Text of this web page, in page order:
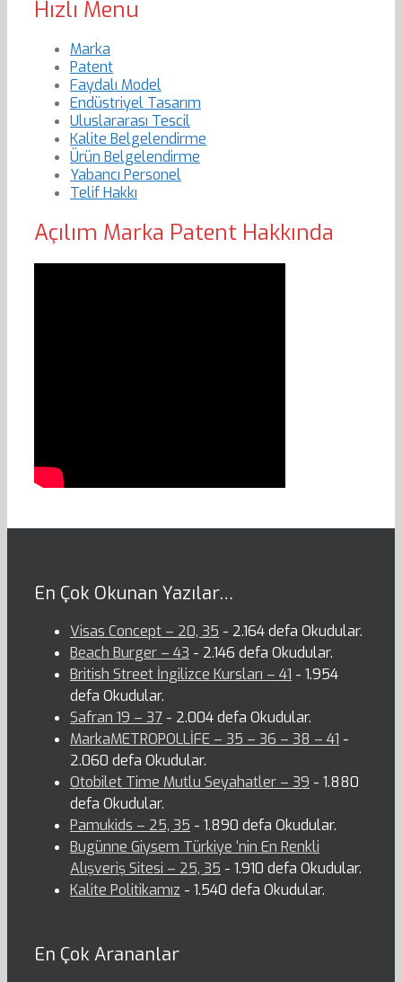
Hızlı Menu
Marka
Patent
Faydalı Model
Endüstriyel Tasarım
Uluslararası Tescil
Kalite Belgelendirme
Ürün Belgelendirme
Yabancı Personel
Telif Hakkı
Açılım Marka Patent Hakkında
En Çok Okunan Yazılar…
Visas Concept – 20, 35 - 2.164 defa Okudular.
Beach Burger – 43 - 2.146 defa Okudular.
British Street İngilizce Kursları – 41 - 1.954
defa Okudular.
Safran 19 – 37 - 2.004 defa Okudular.
MarkaMETROPOLLİFE – 35 – 36 – 38 – 41 -
2.060 defa Okudular.
Otobilet Time Mutlu Seyahatler – 39 - 1.880
defa Okudular.
Pamukids – 25, 35 - 1.890 defa Okudular.
Bugünne Giysem Türkiye ‘nin En Renkli
Alışveriş Sitesi – 25, 35 - 1.910 defa Okudular.
Kalite Politikamız - 1.540 defa Okudular.
En Çok Arananlar